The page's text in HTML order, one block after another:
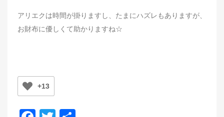
アリエクは時間が掛りますし、たまにハズレもありますが、
お財布に優しくて助かりますね☆
+13